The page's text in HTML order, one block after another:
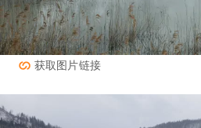
获取图片链接